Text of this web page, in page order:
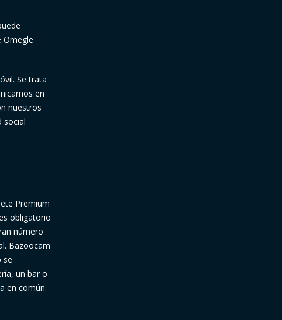
Omegle
Se trata
en
nuestros
social
Premium
obligatorio
número
Bazoocam
se
un bar o
en común.